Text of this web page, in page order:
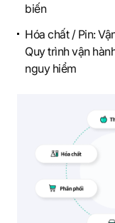
biến
Hóa chất / Pin:
Quy trình vận
nguy hiểm